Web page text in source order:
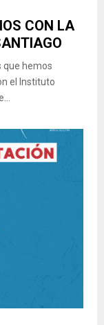
CON LA
que hemos
el Instituto